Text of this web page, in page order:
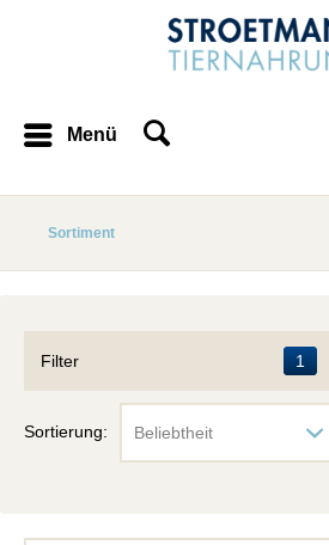
Menü
Sortiment
Filter 1
Sortierung: